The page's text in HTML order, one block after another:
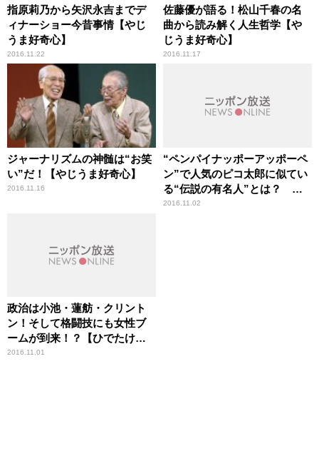
指原莉乃から矢沢永吉までデ
ィナーショー今昔事情【やじ
うま好奇心】
2016.11.22
佐藤優が語る！松山千春の名
曲から読み解く人生哲学【や
じうま好奇心】
2016.11.17
ジャーナリズムの神髄は“お笑
い”だ！【やじうま好奇心】
2016.11.16
“ペンパイナッポーアッポーペ
ン”で人気のピコ太郎に似てい
る“伝説の有名人”とは？
【ひでたけのやじうま好奇
2016.11.02
政治は小池・蓮舫・クリント
ン！そして格闘技にも女性ブ
ームが到来！？【ひでたけの
やじうま好奇心】
2016.11.01